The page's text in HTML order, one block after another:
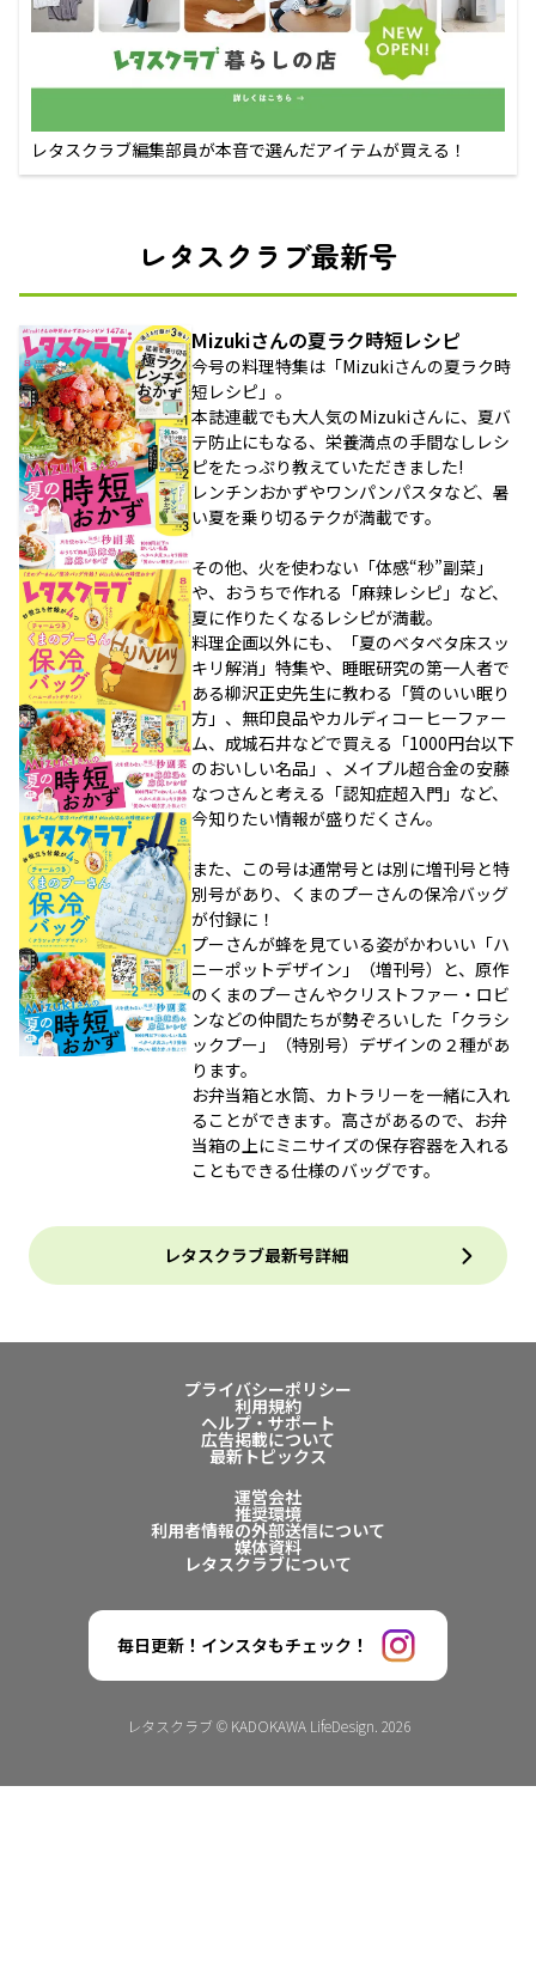
レタスクラブ編集部員が本音で選んだアイテムが買える！
レタスクラブ最新号
Mizukiさんの夏ラク時短レシピ
今号の料理特集は「Mizukiさんの夏ラク時
短レシピ」。
本誌連載でも大人気のMizukiさんに、夏バ
テ防止にもなる、栄養満点の手間なしレシ
ピをたっぷり教えていただきました!
レンチンおかずやワンパンパスタなど、暑
い夏を乗り切るテクが満載です。
その他、火を使わない「体感“秒”副菜」
や、おうちで作れる「麻辣レシピ」など、
夏に作りたくなるレシピが満載。
料理企画以外にも、「夏のベタベタ床スッ
キリ解消」特集や、睡眠研究の第一人者で
ある柳沢正史先生に教わる「質のいい眠り
方」、無印良品やカルディコーヒーファー
ム、成城石井などで買える「1000円台以下
のおいしい名品」、メイプル超合金の安藤
なつさんと考える「認知症超入門」など、
今知りたい情報が盛りだくさん。
また、この号は通常号とは別に増刊号と特
別号があり、くまのプーさんの保冷バッグ
が付録に！
プーさんが蜂を見ている姿がかわいい「ハ
ニーポットデザイン」（増刊号）と、原作
のくまのプーさんやクリストファー・ロビ
ンなどの仲間たちが勢ぞろいした「クラシ
ックプー」（特別号）デザインの２種があ
ります。
お弁当箱と水筒、カトラリーを一緒に入れ
ることができます。高さがあるので、お弁
当箱の上にミニサイズの保存容器を入れる
こともできる仕様のバッグです。
レタスクラブ最新号詳細
プライバシーポリシー
利用規約
ヘルプ・サポート
広告掲載について
最新トピックス
運営会社
推奨環境
利用者情報の外部送信について
媒体資料
レタスクラブについて
毎日更新！インスタもチェック！
レタスクラブ © KADOKAWA LifeDesign. 2026